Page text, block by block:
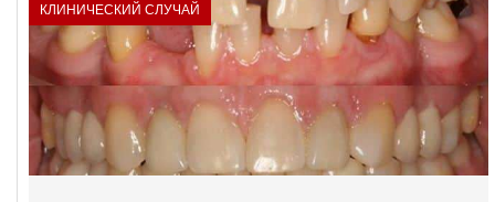
КЛИНИЧЕСКИЙ СЛУЧАЙ